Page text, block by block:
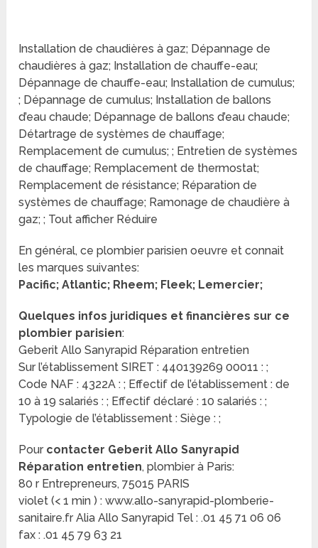
Installation de chaudières à gaz; Dépannage de
chaudières à gaz; Installation de chauffe-eau;
Dépannage de chauffe-eau; Installation de cumulus;
; Dépannage de cumulus; Installation de ballons
d’eau chaude; Dépannage de ballons d’eau chaude;
Détartrage de systèmes de chauffage;
Remplacement de cumulus; ; Entretien de systèmes
de chauffage; Remplacement de thermostat;
Remplacement de résistance; Réparation de
systèmes de chauffage; Ramonage de chaudière à
gaz; ; Tout afficher Réduire
En général, ce plombier parisien oeuvre et connait
les marques suivantes:
Pacific; Atlantic; Rheem; Fleek; Lemercier;
Quelques infos juridiques et financières sur ce
plombier parisien:
Geberit Allo Sanyrapid Réparation entretien
Sur l’établissement SIRET : 440139269 00011 : ;
Code NAF : 4322A : ; Effectif de l’établissement : de
10 à 19 salariés : ; Effectif déclaré : 10 salariés : ;
Typologie de l’établissement : Siège : ;
Pour contacter Geberit Allo Sanyrapid
Réparation entretien, plombier à Paris:
80 r Entrepreneurs, 75015 PARIS
violet (< 1 min ) : www.allo-sanyrapid-plomberie-
sanitaire.fr Alia Allo Sanyrapid Tel : .01 45 71 06 06
fax : .01 45 79 63 21